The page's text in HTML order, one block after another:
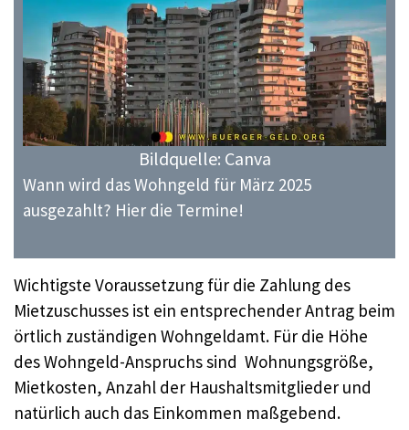
Bildquelle: Canva
Wann wird das Wohngeld für März 2025
ausgezahlt? Hier die Termine!
Wichtigste Voraussetzung für die Zahlung des
Mietzuschusses ist ein entsprechender Antrag beim
örtlich zuständigen Wohngeldamt. Für die Höhe
des Wohngeld-Anspruchs sind Wohnungsgröße,
Mietkosten, Anzahl der Haushaltsmitglieder und
natürlich auch das Einkommen maßgebend.